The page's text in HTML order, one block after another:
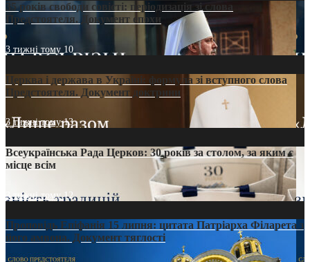
35 років свободи совісті: періодизація зі слова
Предстоятеля. Документ епохи
3 тижні тому 10
Церква і держава в Україні: формула зі вступного слова
Предстоятеля. Документ доктрини
3 тижні тому13
Всеукраїнська Рада Церков: 30 років за столом, за яким є
місце всім
3 тижні тому12
Проповідь Епіфанія 15 липня: цитата Патріарха Філарета з
його амвона. Документ тяглості